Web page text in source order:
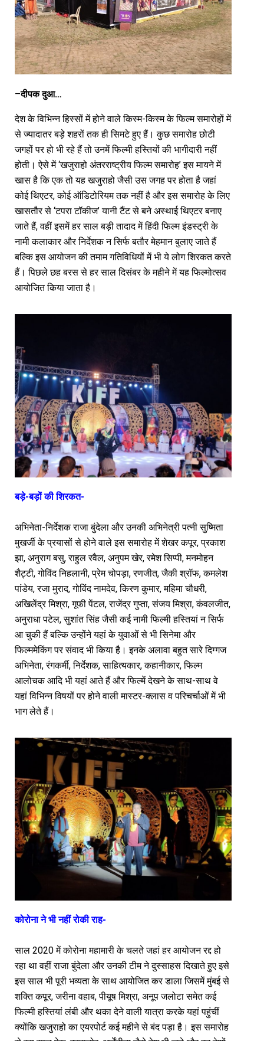
–दीपकदुआ…
देश के विभिन्न हिस्सों में होने वाले किस्म-किस्म के फिल्म समारोहों में
से ज्यादातर बड़े शहरों तक ही सिमटे हुए हैं। कुछ समारोह छोटी
जगहों पर हो भी रहे हैं तो उनमें फिल्मी हस्तियों की भागीदारी नहीं
होती। ऐसे में ‘खजुराहो अंतरराष्ट्रीय फिल्म समारोह’ इस मायने में
खास है कि एक तो यह खजुराहो जैसी उस जगह पर होता है जहां
कोई थिएटर, कोई ऑडिटोरियम तक नहीं है और इस समारोह के लिए
खासतौर से ‘टपरा टॉकीज’ यानी टैंट से बने अस्थाई थिएटर बनाए
जाते हैं, वहीं इसमें हर साल बड़ी तादाद में हिंदी फिल्म इंडस्ट्री के
नामी कलाकार और निर्देशक न सिर्फ बतौर मेहमान बुलाए जाते हैं
बल्कि इस आयोजन की तमाम गतिविधियों में भी ये लोग शिरकत करते
हैं। पिछले छह बरस से हर साल दिसंबर के महीने में यह फिल्मोत्सव
आयोजित किया जाता है।
बड़े-बड़ों की शिरकत-
अभिनेता-निर्देशक राजा बुंदेला और उनकी अभिनेत्री पत्नी सुष्मिता
मुखर्जी के प्रयासों से होने वाले इस समारोह में शेखर कपूर, प्रकाश
झा, अनुराग बसु, राहुल रवैल, अनुपम खेर, रमेश सिप्पी, मनमोहन
शैट्टी, गोविंद निहलानी, प्रेम चोपड़ा, रणजीत, जैकी श्रॉफ, कमलेश
पांडेय, रजा मुराद, गोविंद नामदेव, किरण कुमार, महिमा चौधरी,
अखिलेंद्र मिश्रा, गूफी पेंटल, राजेंद्र गुप्ता, संजय मिश्रा, कंवलजीत,
अनुराधा पटेल, सुशांत सिंह जैसी कई नामी फिल्मी हस्तियां न सिर्फ
आ चुकी हैं बल्कि उन्होंने यहां के युवाओं से भी सिनेमा और
फिल्ममेकिंग पर संवाद भी किया है। इनके अलावा बहुत सारे दिग्गज
अभिनेता, रंगकर्मी, निर्देशक, साहित्यकार, कहानीकार, फिल्म
आलोचक आदि भी यहां आते हैं और फिल्में देखने के साथ-साथ वे
यहां विभिन्न विषयों पर होने वाली मास्टर-क्लास व परिचर्चाओं में भी
भाग लेते हैं।
कोरोना ने भी नहीं रोकी राह-
साल 2020 में कोरोना महामारी के चलते जहां हर आयोजन रद्द हो
रहा था वहीं राजा बुंदेला और उनकी टीम ने दुस्साहस दिखाते हुए इसे
इस साल भी पूरी भव्यता के साथ आयोजित कर डाला जिसमें मुंबई से
शक्ति कपूर, जरीना वहाब, पीयूष मिश्रा, अनूप जलोटा समेत कई
फिल्मी हस्तियां लंबी और थका देने वाली यात्रा करके यहां पहुंचीं
क्योंकि खजुराहो का एयरपोर्ट कई महीने से बंद पड़ा है। इस समारोह